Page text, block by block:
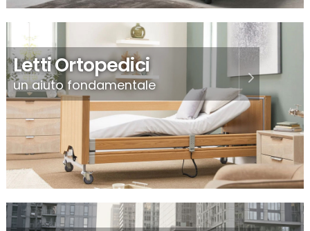
Letti Ortopedici
un aiuto fondamentale